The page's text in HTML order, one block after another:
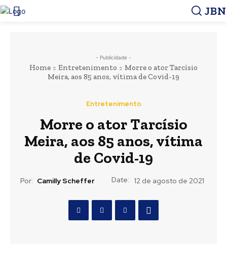
JBN
- Publicidade -
Home Entretenimento
Morre o ator Tarcísio
Meira, aos 85 anos, vítima de Covid-19
Entretenimento
Morre o ator Tarcísio
Meira, aos 85 anos, vítima
de Covid-19
Por: Camilly Scheffer Date: 12 de agosto de 2021